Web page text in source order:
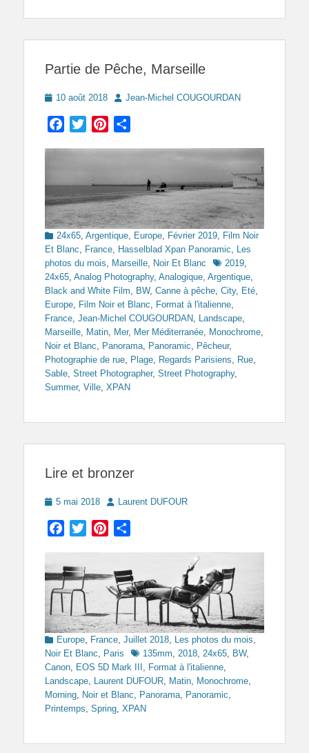
Partie de Pêche, Marseille
Posted
10 août 2018 Author
Jean-Michel COUGOURDAN
Facebook
TwitterPinterest
Categories
24x65 Argentique Europe Février 2019
Film Noir
Et Blanc
France Hasselblad Xpan Panoramic
Les
photos du mois
Marseille Noir Et Blanc Tags2019
24x65 Analog Photography, Analogique Argentique
Black and White Film
BW, Canne à pêche City, Eté
Europe
Film Noir et Blanc Format à l'italienne
France Jean-Michel COUGOURDAN Landscape
Marseille
Matin Mer, Mer Méditerranée Monochrome
Noir et Blanc
Panorama Panoramic Pêcheur,
Photographie de rue
Plage Regards Parisiens Rue
Sable Street Photographer, Street Photography,
Summer, Ville XPAN
Lire et bronzer
Posted
5 mai 2018 AuthorLaurent DUFOUR
Facebook
TwitterPinterest
Categories
Europe, France, Juillet 2018, Les photos du mois,
Noir Et Blanc, Paris Tags135mm, 2018, 24x65, BW,
Canon, EOS 5D Mark III , Format à l'italienne,
Landscape, Laurent DUFOUR, Matin, Monochrome,
Morning, Noir et Blanc, Panorama, Panoramic,
Printemps, Spring, XPAN